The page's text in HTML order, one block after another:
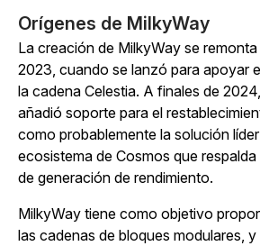
Orígenes de MilkyWay
La creación de MilkyWay se
2023, cuando se lanzó para apoyar
la cadena Celestia. A finales de
añadió soporte para el
como probablemente la solución
ecosistema de Cosmos que
de generación de rendimiento.
MilkyWay tiene como objetivo
las cadenas de bloques modulares,